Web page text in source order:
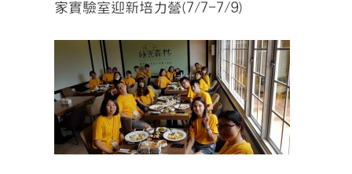
家實驗室迎新培力營(7/7-7/9)